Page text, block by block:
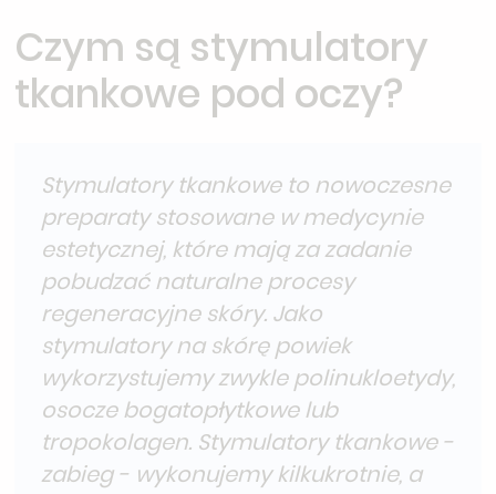
Czym są stymulatory
tkankowe pod oczy?
Stymulatory tkankowe to nowoczesne
preparaty stosowane w medycynie
estetycznej, które mają za zadanie
pobudzać naturalne procesy
regeneracyjne skóry. Jako
stymulatory na skórę powiek
wykorzystujemy zwykle polinukloetydy,
osocze bogatopłytkowe lub
tropokolagen. Stymulatory tkankowe -
zabieg - wykonujemy kilkukrotnie, a